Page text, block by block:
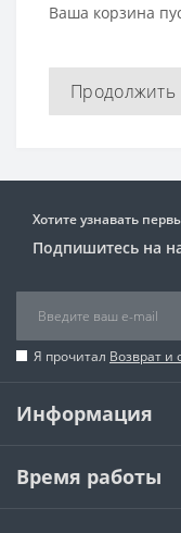
Ваша корзина
Продолжить
Хотите узнавать
Подпишитесь на
Я прочитал Возврат и
Информация
Время работы